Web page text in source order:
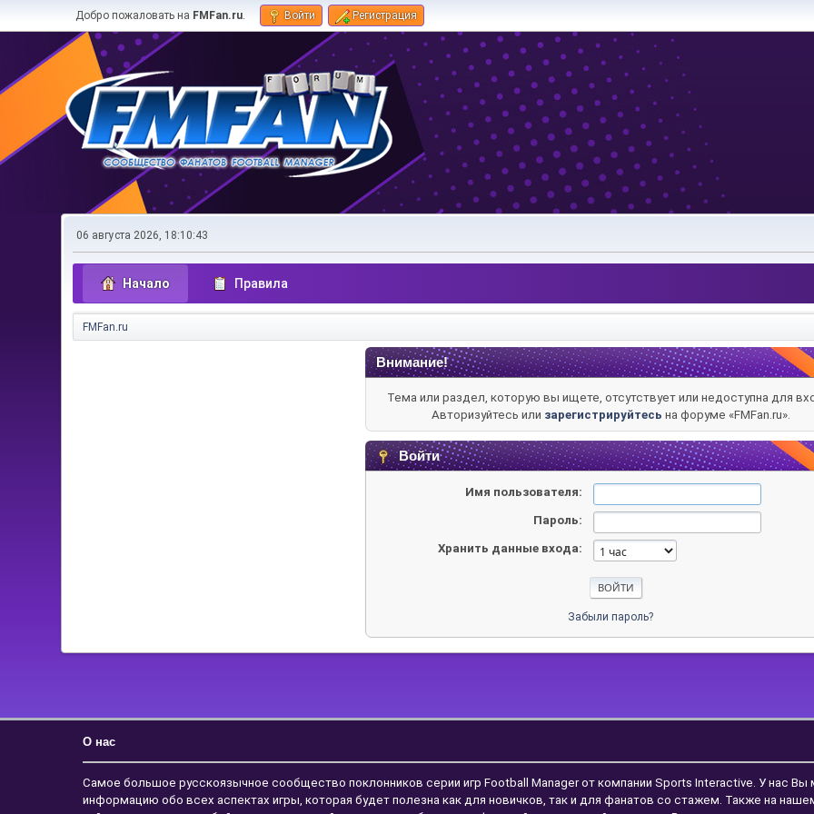
Добро пожаловать на FMFan.ru. Войти Регистрация
06 августа 2026, 18:10:43
Начало Правила
FMFan.ru
Внимание!
Тема или раздел, которую вы ищете, отсутствует или недоступна для
Авторизуйтесь или зарегистрируйтесь на форуме «FMFan.ru».
Войти
Имя пользователя:
Пароль:
Хранить данные входа:
Забыли пароль?
О нас
Самое большое русскоязычное сообщество поклонников серии игр Football Manager от компании Sports Interactive. У нас Вы
информацию обо всех аспектах игры, которая будет полезна как для новичков, так и для фанатов со стажем. Также на